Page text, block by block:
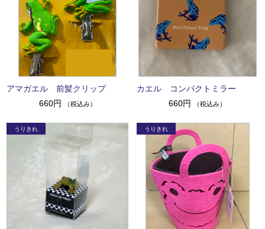
アマガエル 前髪クリップ
660円
（税込み）
カエル コンパクトミラー
660円
（税込み）